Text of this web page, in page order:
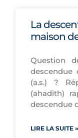
La
maison
Question
descendue
(a.s.) ?
(ahadith)
descendue
LIRE LA SUITE »